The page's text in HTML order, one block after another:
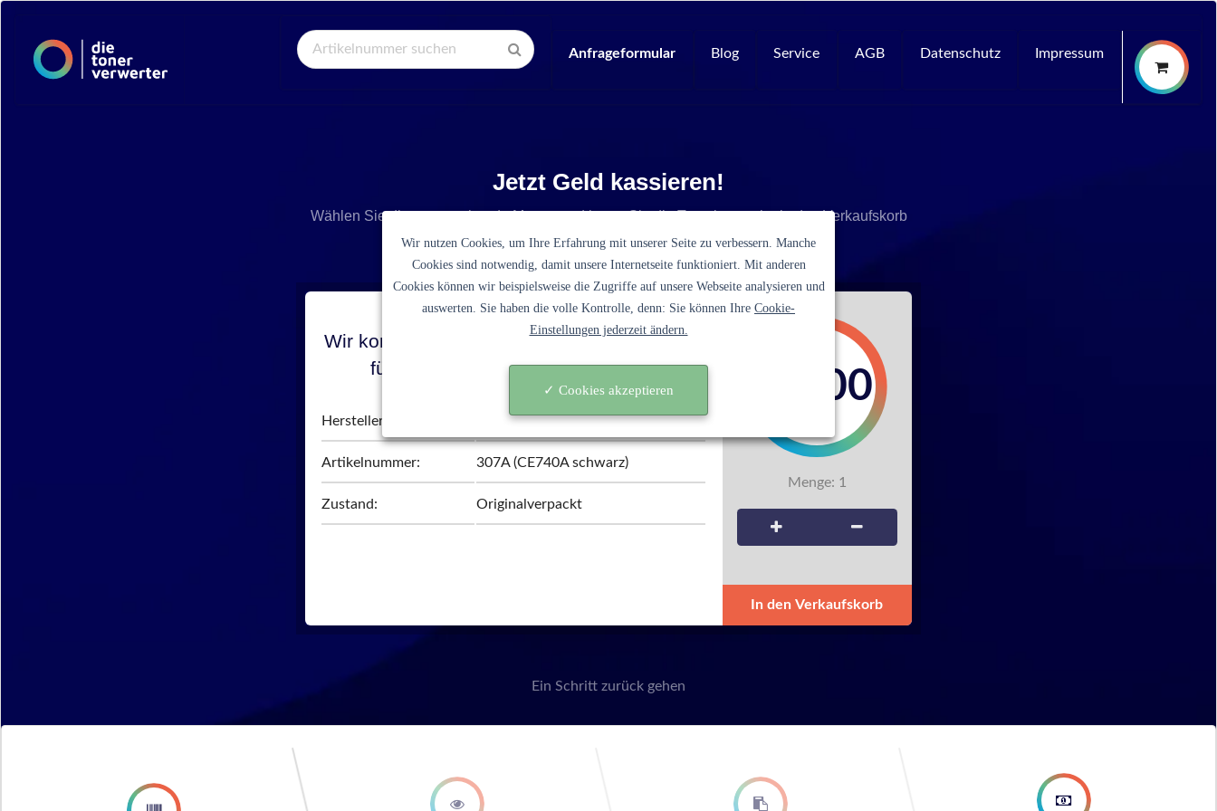
Global Search
Anfrageformular
Blog Service AGB Datenschutz Impressum
Jetzt Geld kassieren!
Wählen Sie die entsprechende Menge und legen Sie die Tonerkartusche in den Verkaufskorb
Wir konnten erfolgreich einen Verkaufspreis
für Ihre Tonerkartusche ermitteln!
Hersteller:
Artikelnummer: 307A (CE740A schwarz)
Zustand: Originalverpackt
59,00
Menge: 1
In den Verkaufskorb
Ein Schritt zurück gehen
second step third step
Wir nutzen Cookies, um Ihre Erfahrung mit unserer Seite zu verbessern. Manche
Cookies sind notwendig, damit unsere Internetseite funktioniert. Mit anderen
Cookies können wir beispielsweise die Zugriffe auf unsere Webseite analysieren und
auswerten. Sie haben die volle Kontrolle, denn: Sie können Ihre Cookie-
Einstellungen jederzeit ändern.
✓ Cookies akzeptieren